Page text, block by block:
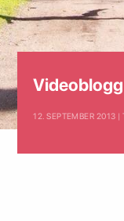
12. SEPTEMBER 2013 |